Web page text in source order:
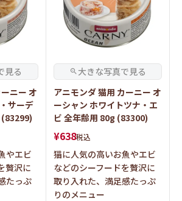
ニー オ
サーデ
やエビ
贅沢に
たっぷ
アニモンダ 猫用 カーニー オ
ーシャン ホワイトツナ・エ
ビ 全年齢用 80g (83300)
¥638税込
猫に人気の高いお魚やエビ
などのシーフードを贅沢に
取り入れた、満足感たっぷ
りのメニュー